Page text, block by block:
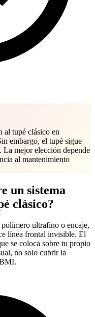
al tupé clásico en
embargo, el tupé sigue
La mejor elección depende
al mantenimiento
un sistema
clásico?
ultrafino o encaje,
línea frontal invisible. El
se coloca sobre tu propio
no solo cubrir la